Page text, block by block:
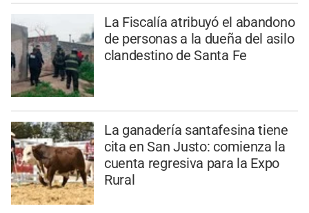
La Fiscalía atribuyó el abandono
de personas a la dueña del asilo
clandestino de Santa Fe
La ganadería santafesina tiene
cita en San Justo: comienza la
cuenta regresiva para la Expo
Rural